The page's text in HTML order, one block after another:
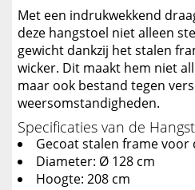
Met een indrukwekkend
deze hangstoel niet alleen
gewicht dankzij het stalen
wicker. Dit maakt hem niet
maar ook bestand tegen
weersomstandigheden.
Specificaties van de
Gecoat stalen frame voor
Diameter: Ø 128 cm
Hoogte: 208 cm